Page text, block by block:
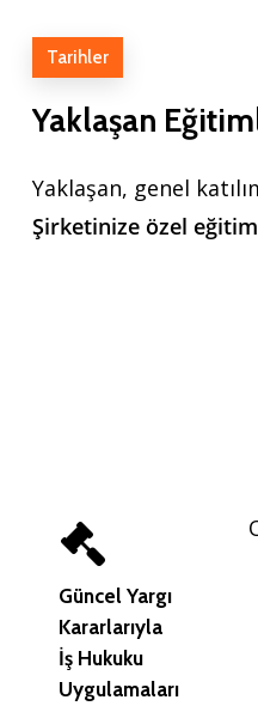
Tarihler
Yaklaşan
Yaklaşan, genel
Şirketinize özel
Güncel Yargı
Kararlarıyla
İş Hukuku
Uygulamaları